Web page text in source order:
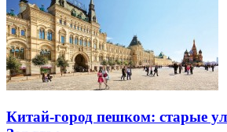
Китай-город пешком: старые